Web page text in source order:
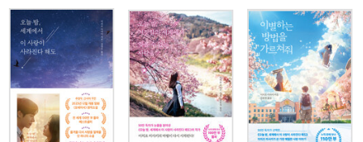
도》의 후속작인 《오늘 밤, 세계에서 이 눈물이 사라진다 해도》가
드디어 출간되었다. “내 생애 최고의 로맨스 소설”, “이렇게 펑펑
울어본 책은 처음이다”, “공공장소에선 절대 읽지 마시오”, “사랑
의 정의를 다시 쓰게 한 책”이라는 독자들의 찬사를 받으며 베스
트셀러에 오른 《오늘 밤, 세계에서 이 사랑이 사라진다 해도》는
한국에서의 폭발적인 판매에 힘입어 일본에서도 역주행의 신화